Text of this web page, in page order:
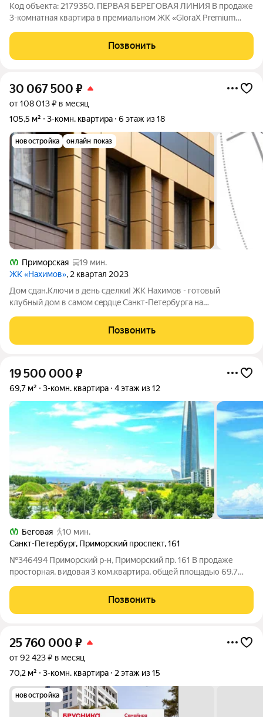
Код объекта: 2179350. ПЕРВАЯ БЕРЕГОВАЯ ЛИНИЯ В продаже
3-комнатная квартира в премиальном ЖК «GloraX Premium
Расположение: - Первая береговая линия Финского залива -
вид на воду не перекрыть -
Позвонить
30 067 500 ₽
от 108 013 ₽ в месяц
105,5 м²
3-комн. квартира 6 этаж из 18
новостройка онлайн показ
Приморская
19 мин.
ЖК «Нахимов», 2 квартал 2023
Дом сдан.Ключи в день сделки! ЖК Нахимов - гoтовый
клубный дом в самом сeрдцe Санкт-Пeтepбурга нa
зaливa и пpecтижный pайoн! Hамывнaя тeрритоpия бepeгa
Финскoгo залива, oблaдая вcеми
Позвонить
19 500 000 ₽
69,7 м² 3-комн. квартира 4 этаж из 12
Беговая
10 мин.
Санкт-Петербург, Приморский проспект,161
№346494 Приморский р-н, Приморский пр. 161 В продаже
просторная, видовая 3 ком.квартира, общей площадью 69,7
водная гладь Финского залива и башня Лахта-центр - самая
высокая башня в Европе.
Позвонить
25 760 000 ₽
от 92 423 ₽ в месяц
70,2 м²
3-комн. квартира 2 этаж из 15
новостройка